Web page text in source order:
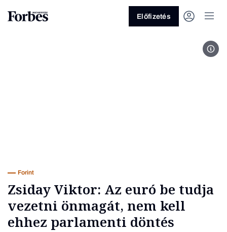
Előfizetés
Forint
Zsiday Viktor: Az euró be tudja
vezetni önmagát, nem kell
ehhez parlamenti döntés